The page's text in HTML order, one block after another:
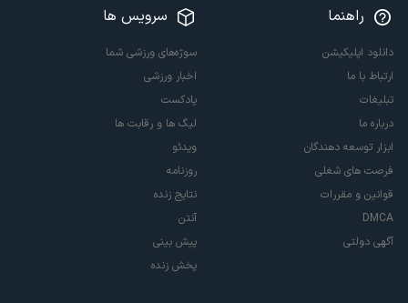
راهنما
دانلود اپلیکیشن
ارتباط با ما
تبلیغات
درباره ما
ابزار توسعه دهندگان
فرصت های شغلی
قوانین و مقررات
DMCA
آگهی دولتی
سرویس ها
سوژه‌های ورزشی شما
اخبار ورزشی
پادکست
لیگ ها و رقابت ها
ویدئو
روزنامه
نتایج زنده
آنتن
پیش بینی
پخش زنده